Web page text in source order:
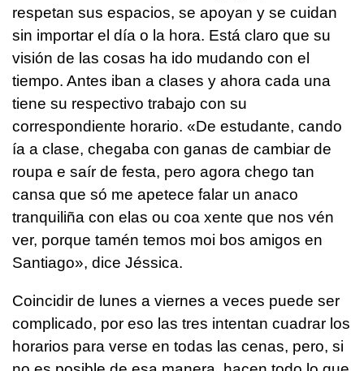
respetan sus espacios, se apoyan y se cuidan
sin importar el día o la hora. Está claro que su
visión de las cosas ha ido mudando con el
tiempo. Antes iban a clases y ahora cada una
tiene su respectivo trabajo con su
correspondiente horario. «De estudante, cando
ía a clase, chegaba con ganas de cambiar de
roupa e saír de festa, pero agora chego tan
cansa que só me apetece falar un anaco
tranquiliña con elas ou coa xente que nos vén
ver, porque tamén temos moi bos amigos en
Santiago», dice Jéssica.
Coincidir de lunes a viernes a veces puede ser
complicado, por eso las tres intentan cuadrar los
horarios para verse en todas las cenas, pero, si